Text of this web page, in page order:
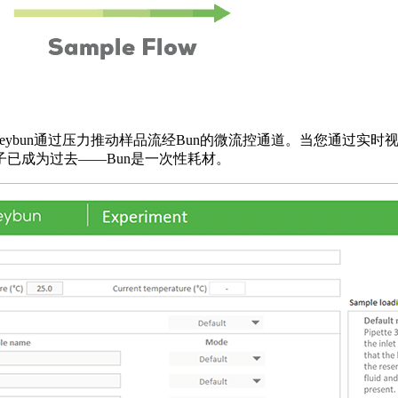
通过压力推动样品流经Bun的微流控通道。当您通过实时
已成为过去——Bun是一次性耗材。